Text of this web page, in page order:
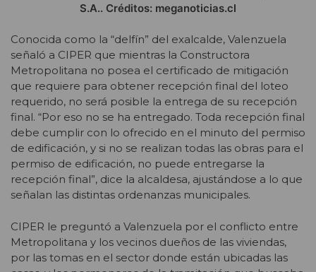
S.A.. Créditos: meganoticias.cl
Conocida como la “delfín” del exalcalde, Valenzuela
señaló a CIPER que mientras la Constructora
Metropolitana no posea el certificado de mitigación
que requiere para obtener recepción final del loteo
requerido, no será posible la entrega de su recepción
final. “Por eso no se ha entregado. Toda recepción final
debe cumplir con lo ofrecido en el minuto del permiso
de edificación, y si no se realizan todas las obras para el
permiso de edificación, no puede entregarse la
recepción final”, dice la alcaldesa, ajustándose a lo que
señalan las distintas ordenanzas municipales.
CIPER le preguntó a Valenzuela por el conflicto entre
Metropolitana y los vecinos dueños de las viviendas,
por las tomas en el sector donde están ubicadas las